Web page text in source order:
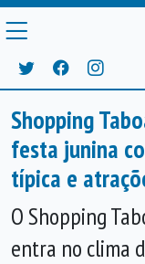
Shopping
festa junina
típica e
O Shopping
entra no clima